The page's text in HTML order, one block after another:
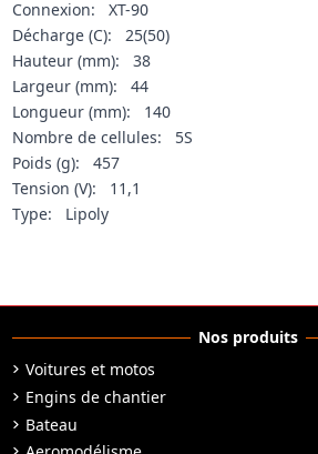
Connexion: XT-90
Décharge (C): 25(50)
Hauteur (mm): 38
Largeur (mm): 44
Longueur (mm): 140
Nombre de cellules: 5S
Poids (g): 457
Tension (V): 11,1
Type: Lipoly
Nos produits
Voitures et motos
Engins de chantier
Bateau